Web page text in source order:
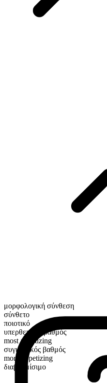
μορφολογική σύνθεση
σύνθετο
ποιοτικό
υπερθετικός βαθμός
most appetizing
συγκριτικός βαθμός
more appetizing
διαβαθμίσιμο